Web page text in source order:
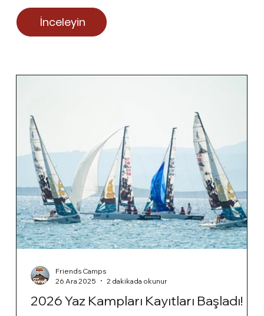
İnceleyin
2026 Yaz Kampları Kayıtları Başladı!
Friends Camps
26 Ara 2025
2 dakikada okunur